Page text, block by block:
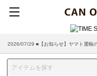
2026/07/29 ■【お知らせ】ヤマト運輸